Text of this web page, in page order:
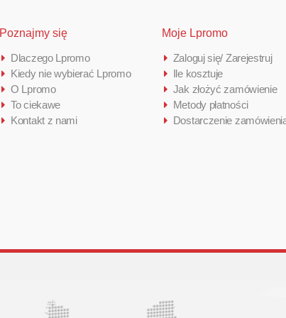
Poznajmy się
Dlaczego Lpromo
Kiedy nie wybierać Lpromo
O Lpromo
To ciekawe
Kontakt z nami
Moje Lpromo
Zaloguj się/ Zarejestruj
Ile kosztuje
Jak złożyć zamówienie
Metody płatności
Dostarczenie